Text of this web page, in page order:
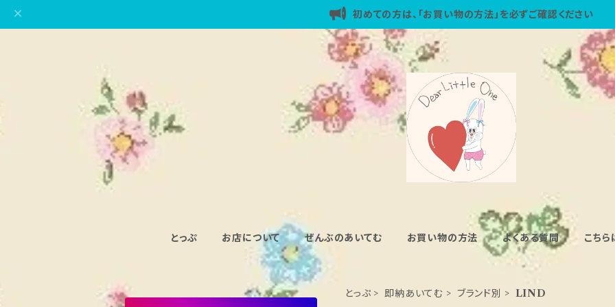
初めての方は、「お買い物の方法」を必ずご確認ください
とっぷ お店について ぜんぶのあいてむ お買い物の方法 よくある質問 こちら
とっぷ 即納あいてむ ブランド別 LIND